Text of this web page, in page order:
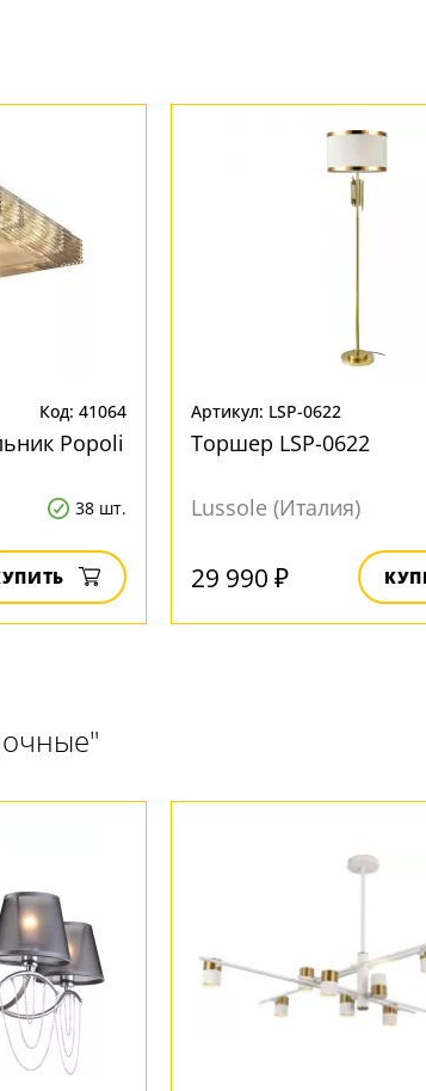
Код: 41064
Popoli
38 шт.
Артикул: LSP-0622
Торшер LSP-0622
Lussole (Италия)
29 990 ₽